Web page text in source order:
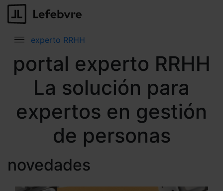
experto RRHH
portal experto RRHH
La solución para
expertos en gestión
de personas
novedades